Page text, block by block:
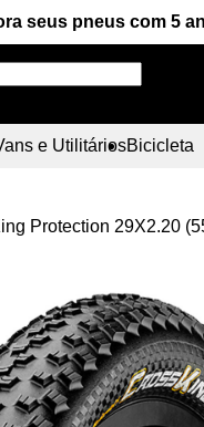
seus pneus com 5
e UtilitáriosBicicleta
Protection 29X2.20